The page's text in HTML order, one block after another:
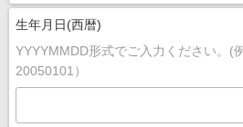
生年月日(西暦)
YYYYMMDD形式でご入力ください。(
20050101）